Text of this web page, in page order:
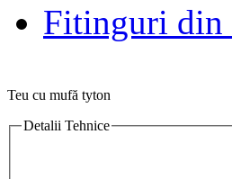
Fitinguri din
Teu cu mufă tyton
Detalii Tehnice